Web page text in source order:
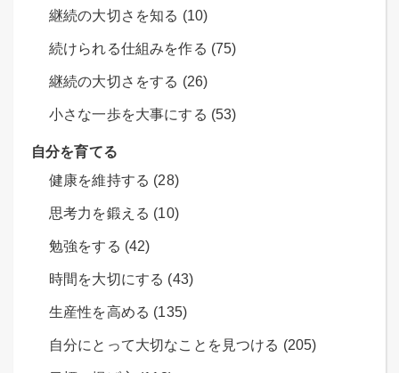
継続の大切さを知る (10)
続けられる仕組みを作る (75)
継続の大切さをする (26)
小さな一歩を大事にする (53)
自分を育てる
健康を維持する (28)
思考力を鍛える (10)
勉強をする (42)
時間を大切にする (43)
生産性を高める (135)
自分にとって大切なことを見つける (205)